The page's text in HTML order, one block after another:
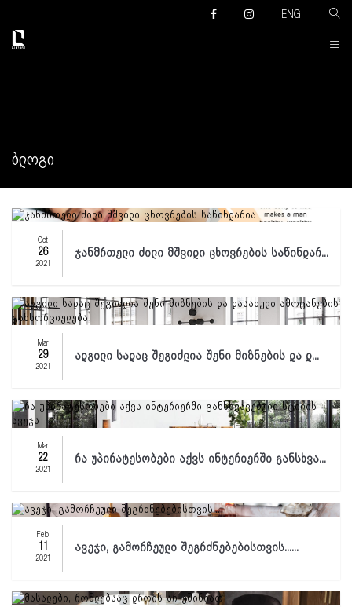
ENG
ᲑᲚᲝᲒᲘ
Oct
26
2021
ჯანმრთელი ძილი მშვიდი ცხოვრების საწინდარ...
Mar
29
2021
ადგილი სადაც შეგიძლია შენი მიზნების და დ...
Mar
22
2021
რა უპირატესობები აქვს ინტერიერში განსხვა...
Feb
11
2021
ავეჯი, გამორჩეული შეგრძნებებისთვის......